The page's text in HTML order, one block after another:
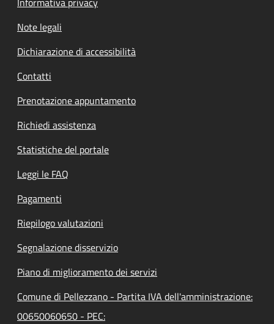
Note legali
Dichiarazione di accessibilità
Contatti
Prenotazione appuntamento
Richiedi assistenza
Statistiche del portale
Leggi le FAQ
Pagamenti
Riepilogo valutazioni
Segnalazione disservizio
Piano di miglioramento dei servizi
Comune di Pellezzano - Partita IVA dell'amministrazione:
00650060650 - PEC: